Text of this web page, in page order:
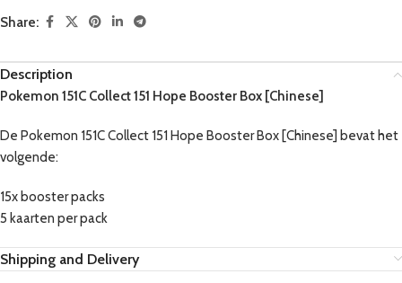
Share:
Description
Pokemon 151C Collect 151 Hope Booster Box [Chinese]
De Pokemon 151C Collect 151 Hope Booster Box [Chinese] bevat het
volgende:
15x booster packs
5 kaarten per pack
Shipping and Delivery